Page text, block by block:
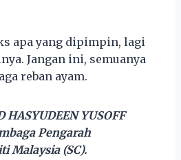
apa yang dipimpin, lagi
Jangan ini, semuanya
reban ayam.
YUSOFF
Pengarah
Malaysia (SC).